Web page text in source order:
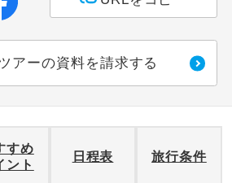
アーの資料を請求する
すめ
ント
日程表 旅行条件